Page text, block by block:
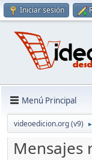
Iniciar sesión
Menú Principal
videoedicion.org (v9) ►
Mensajes